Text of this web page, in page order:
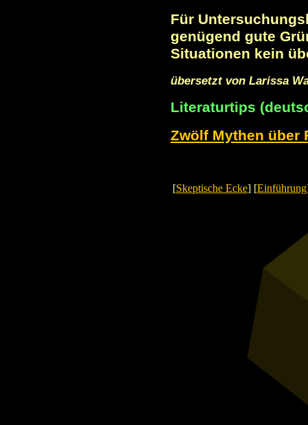
Für
genügend gute
Situationen kein
übersetzt von Larissa
Literaturtips
Zwölf Mythen über
[Skeptische Ecke] [Einführung